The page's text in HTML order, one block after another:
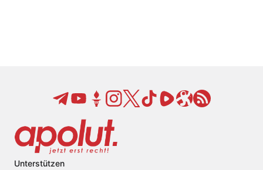
Unterstützen